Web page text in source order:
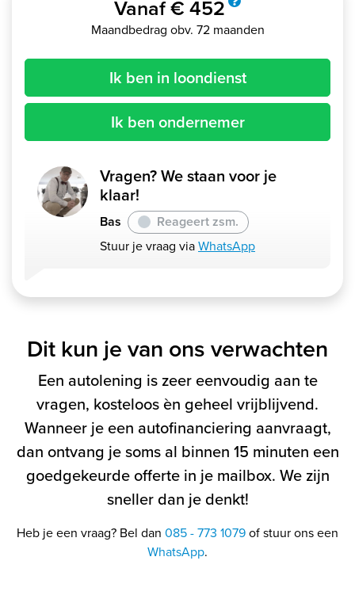
Vanaf € 452
Maandbedrag obv. 72 maanden
Ik ben in loondienst
Ik ben ondernemer
Vragen? We staan voor je
klaar!
Bas
Reageert zsm.
Stuur je vraag viaWhatsApp
Dit kun je van ons verwachten
Een autolening is zeer eenvoudig aan te
vragen, kosteloos èn geheel vrijblijvend.
Wanneer je een autofinanciering aanvraagt,
dan ontvang je soms al binnen 15 minuten een
goedgekeurde offerte in je mailbox. We zijn
sneller dan je denkt!
Heb je een vraag? Bel dan 085 - 773 1079of stuur ons een
WhatsApp.